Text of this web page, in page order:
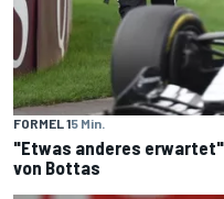
FORMEL 15 Min.
"Etwas anderes
von Bottas